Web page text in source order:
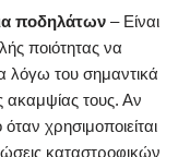
ποδηλάτων – Είναι
ποιότητας να
λόγω του σημαντικά
ακαμψίας τους. Αν
χρησιμοποιείται
καταστροφικών